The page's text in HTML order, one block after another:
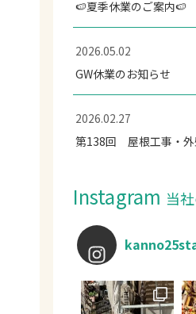
🍉夏季休業のご案内🍉
2026.05.02
GW休業のお知らせ
2026.02.27
第138回 屋根工事・外
Instagram 当